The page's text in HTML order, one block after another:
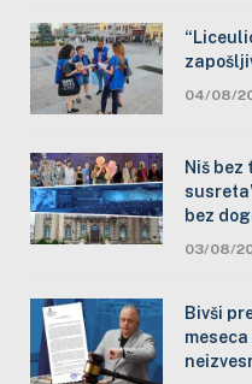
04/08/
Niš
bez
03/08/
Bivši